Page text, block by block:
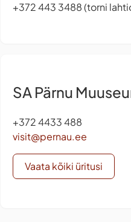
+372 443 3488 (torni
SA Pärnu
+372 4433 488
visit@pernau.ee
Vaata kõiki üritusi